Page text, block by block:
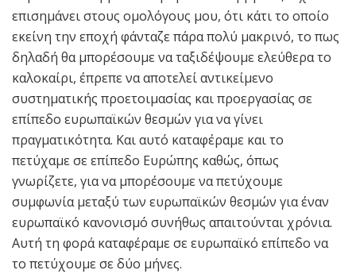
επισημάνει στους ομολόγους μου, ότι κάτι το οποίο
εκείνη την εποχή φάνταζε πάρα πολύ μακρινό, το πως
δηλαδή θα μπορέσουμε να ταξιδέψουμε ελεύθερα το
καλοκαίρι, έπρεπε να αποτελεί αντικείμενο
συστηματικής προετοιμασίας και προεργασίας σε
επίπεδο ευρωπαϊκών θεσμών για να γίνει
πραγματικότητα. Και αυτό καταφέραμε και το
πετύχαμε σε επίπεδο Ευρώπης καθώς, όπως
γνωρίζετε, για να μπορέσουμε να πετύχουμε
συμφωνία μεταξύ των ευρωπαϊκών θεσμών για έναν
ευρωπαϊκό κανονισμό συνήθως απαιτούνται χρόνια.
Αυτή τη φορά καταφέραμε σε ευρωπαϊκό επίπεδο να
το πετύχουμε σε δύο μήνες.